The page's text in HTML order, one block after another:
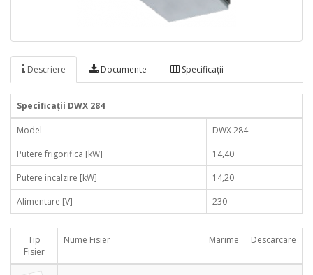
Descriere Documente Specificaţii
Specificaţii DWX 284
Model
DWX 284
Putere frigorifica [kW]
14,40
Putere incalzire [kW]
14,20
Alimentare [V]
230
Tip
Fisier
Nume Fisier Marime Descarcare